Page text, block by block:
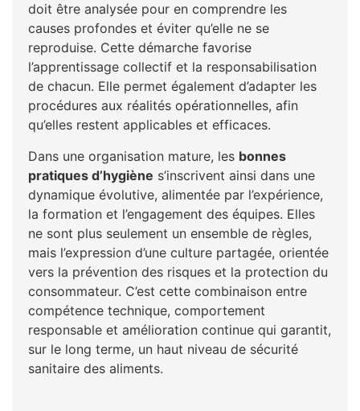
doit être analysée pour en comprendre les
causes profondes et éviter qu’elle ne se
reproduise. Cette démarche favorise
l’apprentissage collectif et la responsabilisation
de chacun. Elle permet également d’adapter les
procédures aux réalités opérationnelles, afin
qu’elles restent applicables et efficaces.
Dans une organisation mature, les bonnes
pratiques d’hygiène s’inscrivent ainsi dans une
dynamique évolutive, alimentée par l’expérience,
la formation et l’engagement des équipes. Elles
ne sont plus seulement un ensemble de règles,
mais l’expression d’une culture partagée, orientée
vers la prévention des risques et la protection du
consommateur. C’est cette combinaison entre
compétence technique, comportement
responsable et amélioration continue qui garantit,
sur le long terme, un haut niveau de sécurité
sanitaire des aliments.